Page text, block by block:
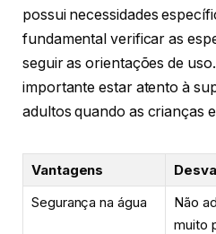
possui necessidades
fundamental verificar as
seguir as orientações de
importante estar atento à
adultos quando as crianças
Vantagens
Segurança na água
Não
muito